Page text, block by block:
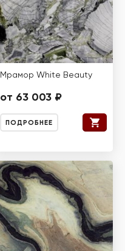
Мрамор White Beauty
от 63 003 ₽
ПОДРОБНЕЕ